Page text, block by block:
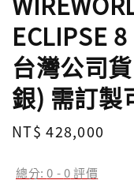
ECLIPSE
台灣公司
銀) 需訂製
Regular
NT$ 428,000
總分:0 -0評價